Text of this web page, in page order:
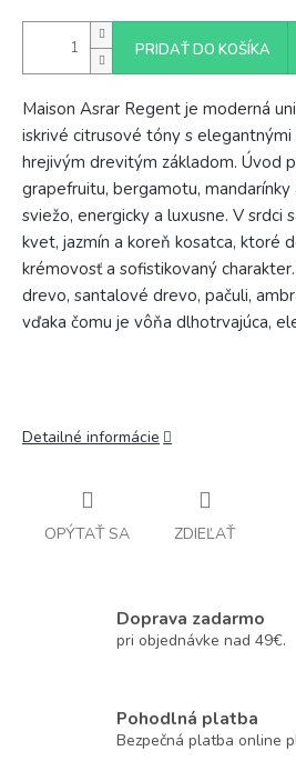
PRIDAŤ DO KOŠÍKA
Maison Asrar Regent je moderná
iskrivé citrusové tóny s
hrejivým drevitým základom. Úvod
grapefruitu, bergamotu,
sviežo, energicky a luxusne. V srdci
kvet, jazmín a koreň kosatca, ktoré
krémovosť a sofistikovaný
drevo, santalové drevo, pačuli,
vďaka čomu je vôňa dlhotrvajúca,
Detailné informácie
OPÝTAŤ SA ZDIEĽAŤ
Doprava zadarmo
pri objednávke nad 49€.
Pohodlná platba
Bezpečná platba online